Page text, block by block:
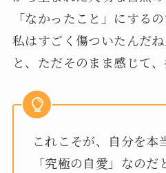
「なかったこと」にする
私はすごく傷ついたんだね
と、ただそのまま感じて
これこそが、自分を本
「究極の自愛」なのだ